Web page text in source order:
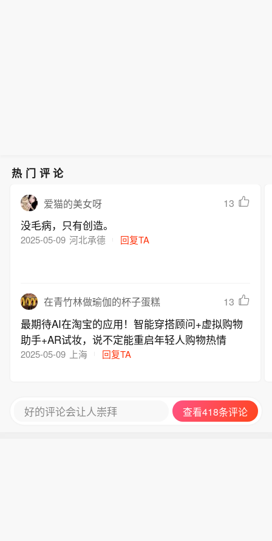
热门评论
爱猫的美女呀 13
没毛病，只有创造。
2025-05-09 河北承德 回复TA
在青竹林做瑜伽的杯子蛋糕 13
最期待AI在淘宝的应用！智能穿搭顾问+虚拟购物
助手+AR试妆，说不定能重启年轻人购物热情
2025-05-09 上海 回复TA
好的评论会让人崇拜 查看418条评论